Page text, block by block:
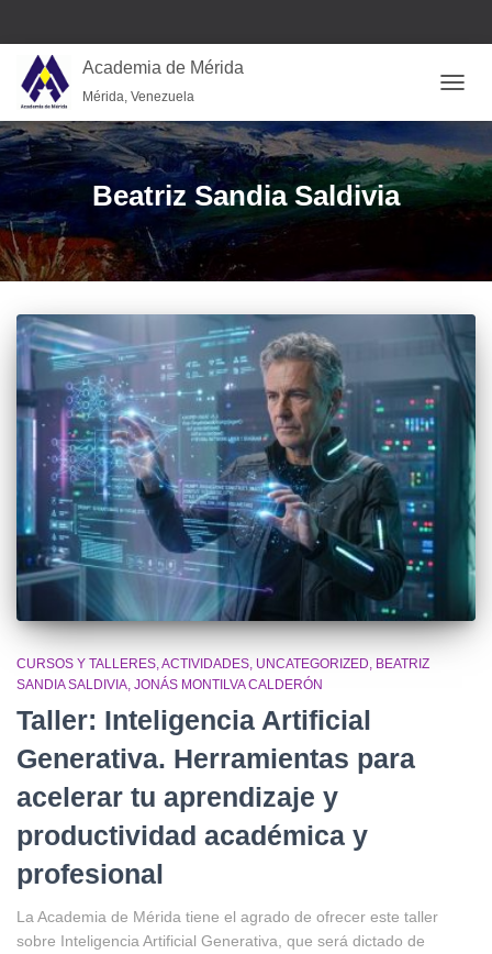
Academia de Mérida
Mérida, Venezuela
Beatriz Sandia Saldivia
CURSOS Y TALLERES ACTIVIDADES UNCATEGORIZED BEATRIZ
SANDIA SALDIVIA JONÁS MONTILVA CALDERÓN
Taller: Inteligencia Artificial
Generativa. Herramientas para
acelerar tu aprendizaje y
productividad académica y
profesional
La Academia de Mérida tiene el agrado de ofrecer este taller
sobre Inteligencia Artificial Generativa, que será dictado de